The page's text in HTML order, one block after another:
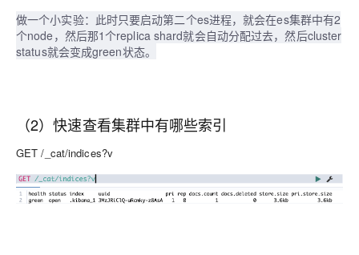
做一个小实验：此时只要启动第二个es进程，就会在es集群中有2
个node，然后那1个replica shard就会自动分配过去，然后cluster
status就会变成green状态。
（2）快速查看集群中有哪些索引
GET /_cat/indices?v